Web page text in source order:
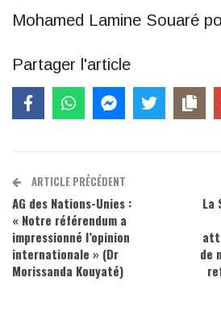
Mohamed Lamine Souaré
Partager l'article
ARTICLE PRÉCÉDENT
AG des Nations-Unies :
« Notre référendum a
impressionné l’opinion
internationale » (Dr
Morissanda Kouyaté)
La
de